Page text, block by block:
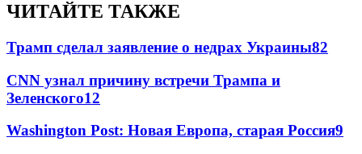
ЧИТАЙТЕ ТАКЖЕ
Трамп сделал заявление о недрах Украины82
CNN узнал причину встречи Трампа и
Зеленского12
Washington Post: Новая Европа, старая Россия9